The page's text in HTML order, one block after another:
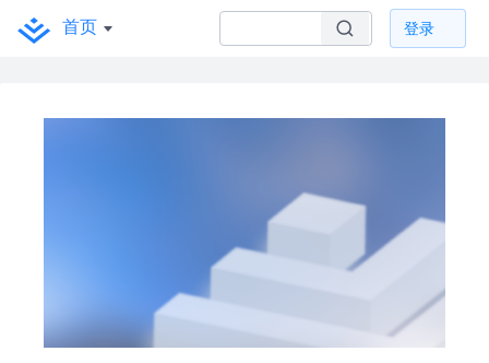
首页 登录